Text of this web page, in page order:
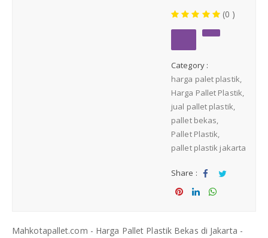
(0 )
Category :
harga palet plastik
Harga Pallet Plastik
jual pallet plastik
pallet bekas
Pallet Plastik
pallet plastik jakarta
Share :
Sha Tw
Mahkotapallet.com - Harga Pallet Plastik Bekas di Jakarta -